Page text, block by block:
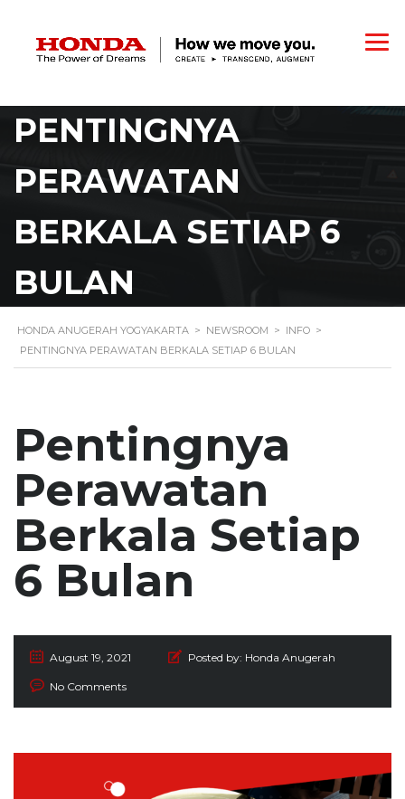
PENTINGNYA
PERAWATAN
BERKALA SETIAP 6
BULAN
HONDA ANUGERAH YOGYAKARTA > NEWSROOM > INFO >
PENTINGNYA PERAWATAN BERKALA SETIAP 6 BULAN
Pentingnya
Perawatan
Berkala Setiap
6 Bulan
August 19, 2021 Posted by: Honda Anugerah
No Comments